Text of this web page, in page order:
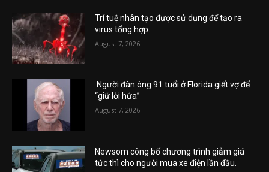
Trí tuệ nhân tạo được sử dụng để tạo ra
virus tổng hợp.
August 7, 2026
Người đàn ông 91 tuổi ở Florida giết vợ để
“giữ lời hứa”
August 7, 2026
Newsom công bố chương trình giảm giá
tức thì cho người mua xe điện lần đầu.